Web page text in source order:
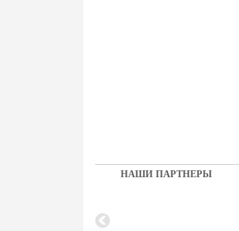
НАШИ ПАРТНЕРЫ